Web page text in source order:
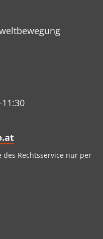
des Rechtsservice nur per